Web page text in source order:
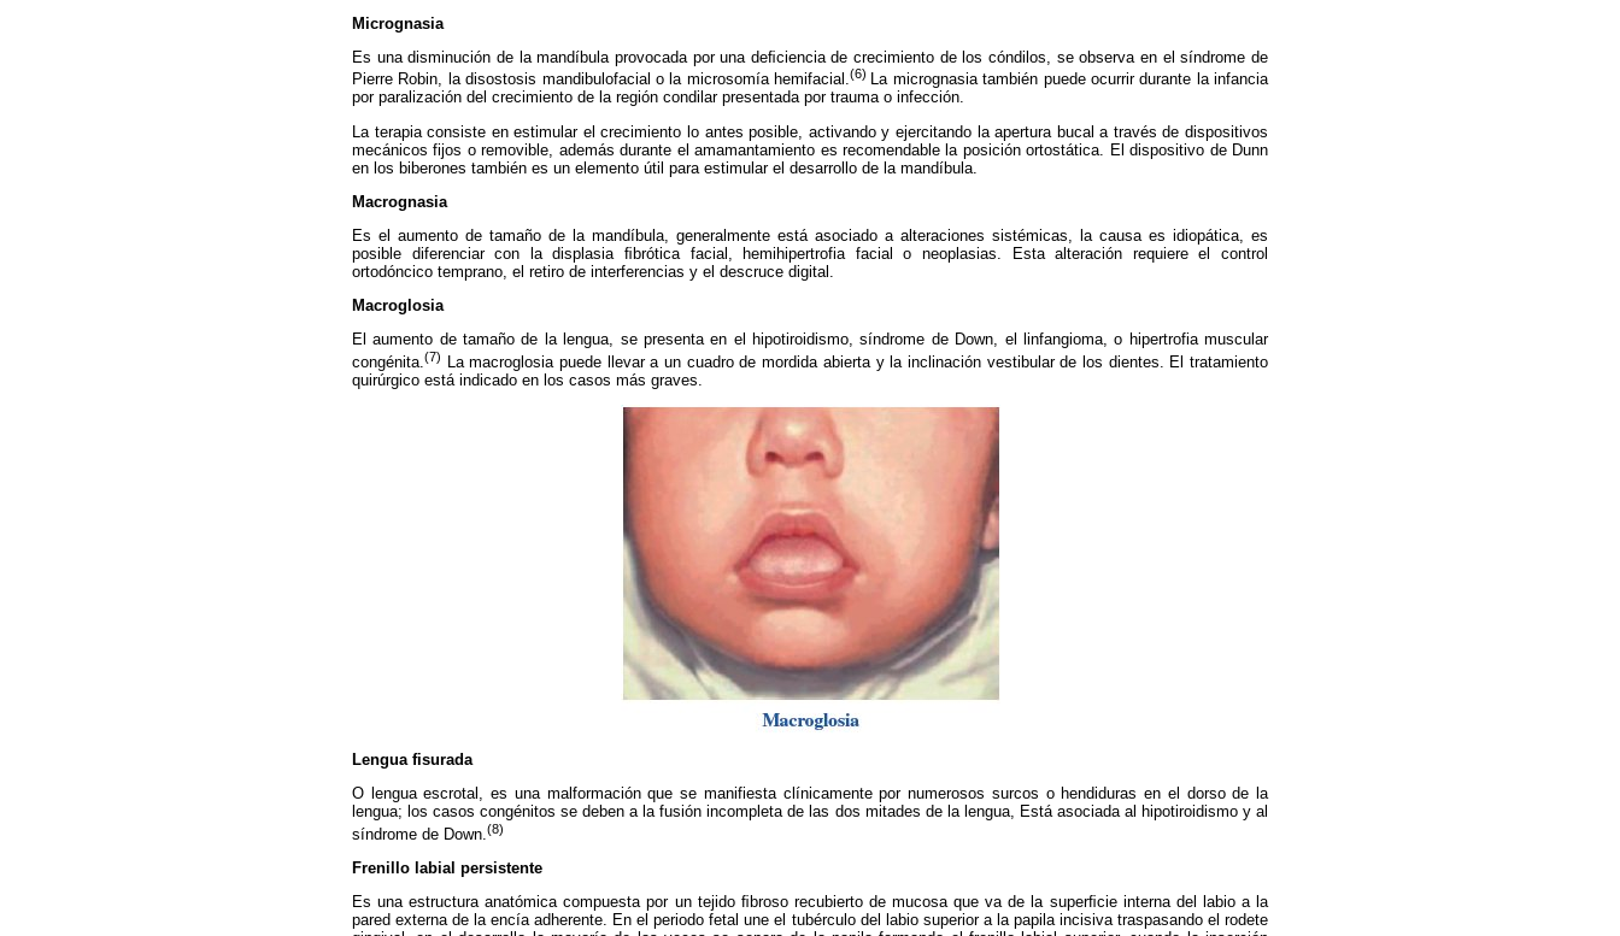
Micrognasia
Es una disminución de la mandíbula provocada por una deﬁciencia de crecimiento de los cóndilos, se observa en el síndrome de
Pierre Robin, la disostosis mandibulofacial o la microsomía hemifacial.(6) La micrognasia también puede ocurrir durante la infancia
por paralización del crecimiento de la región condilar presentada por trauma o infección.
La terapia consiste en estimular el crecimiento lo antes posible, activando y ejercitando la apertura bucal a través de dispositivos
mecánicos fijos o removible, además durante el amamantamiento es recomendable la posición ortostática. El dispositivo de Dunn
en los biberones también es un elemento útil para estimular el desarrollo de la mandíbula.
Macrognasia
Es el aumento de tamaño de la mandíbula, generalmente está asociado a alteraciones sistémicas, la causa es idiopática, es
posible diferenciar con la displasia ﬁbrótica facial, hemihipertrofia facialo neoplasias. Esta alteración requiere el control
ortodóncico temprano, el retiro de interferencias y el descruce digital.
Macroglosia
El aumento de tamaño de la lengua, se presenta en el hipotiroidismo, síndrome de Down, el linfangioma,o hipertrofia muscular
congénita. (7) La macroglosia puede llevar a un cuadro de mordida abierta y la inclinación vestibular de los dientes. El tratamiento
quirúrgico está indicado en los casos más graves.
Lengua fisurada
O lengua escrotal, es una malformación que se manifiesta clínicamente por numerosos surcos o hendiduras en el dorso de la
lengua; los casos congénitos se deben a la fusión incompleta de las dos mitades de la lengua, Está asociada al hipotiroidismo y al
síndrome de Down. (8)
Frenillo labial persistente
Es una estructura anatómica compuesta por un tejido ﬁbroso recubierto de mucosa que va de la superﬁcie interna del labio a la
pared externa de la encía adherente. En el periodo fetal une el tubérculo del labio superior a la papila incisiva traspasando el rodete